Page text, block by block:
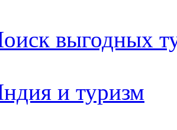
выгодных
и туризм